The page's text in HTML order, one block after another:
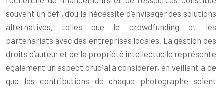
souvent un défi, d’où la nécessité d’envisager des solutions
alternatives, telles que le crowdfunding et les
partenariats avec des entreprises locales. La gestion des
droits d’auteur et de la propriété intellectuelle représente
également un aspect crucial à considérer, en veillant à ce
que les contributions de chaque photographe soient